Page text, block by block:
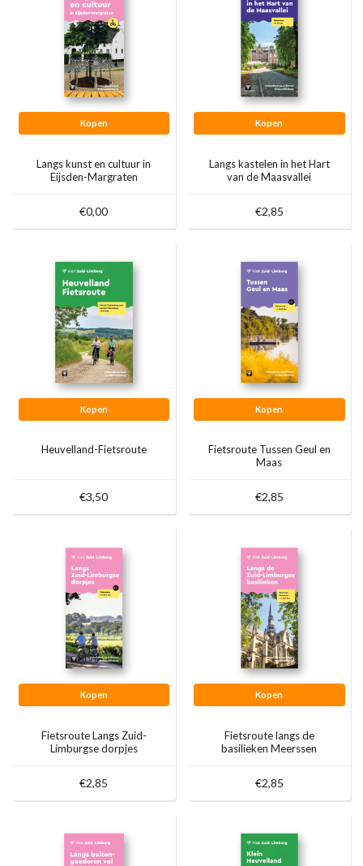
Kopen
Langs kunst en cultuur in
Eijsden-Margraten
€0,00
Kopen
Langs kastelen in het Hart
van de Maasvallei
€2,85
Kopen
Heuvelland-Fietsroute
€3,50
Kopen
Fietsroute Tussen Geul en
Maas
€2,85
Kopen
Fietsroute Langs Zuid-
Limburgse dorpjes
€2,85
Kopen
Fietsroute langs de
basilieken Meerssen
€2,85